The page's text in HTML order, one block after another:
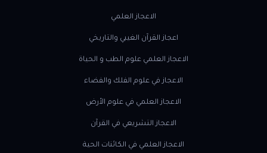
الاعجاز العلمي
اعجاز القرآن الغيبي والتاريخي
الاعجاز العلمي علوم الطب و الحياة
الاعجاز في علوم الفلك والفضاء
الاعجاز العلمي في علوم الأرض
الاعجاز التشريعي في القرآن
الاعجاز العلمي في الكائنات الحية